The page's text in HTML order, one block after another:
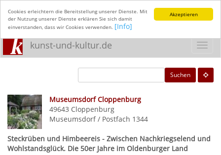
Akzeptieren
Cookies erleichtern die Bereitstellung unserer Dienste. Mit
der Nutzung unserer Dienste erklären Sie sich damit
einverstanden, dass wir Cookies verwenden. [Info]
kunst-und-kultur.de
Suchen
Museumsdorf Cloppenburg
49643 Cloppenburg
Museumsdorf / Postfach 1344
Steckrüben und Himbeereis - Zwischen Nachkriegselend und
Wohlstandsglück. Die 50er Jahre im Oldenburger Land